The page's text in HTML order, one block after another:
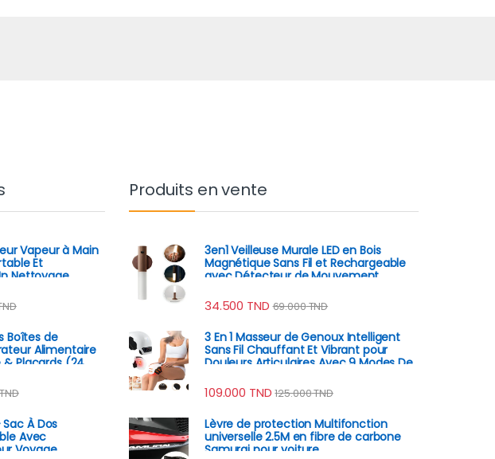
Vapeur à Main
Et
Nettoyage
Boîtes de
Alimentaire
& Placards (24
À Dos
Avec
Voyage
Produits en vente
3en1 Veilleuse Murale LED en Bois
Magnétique Sans Fil et Rechargeable
avec Détecteur de Mouvement
34.500 TND 69.000TND
3 En 1 Masseur de Genoux Intelligent
Sans Fil Chauffant Et Vibrant pour
Douleurs Articulaires Avec 9 Modes De
109.000 TND 125.000TND
Lèvre de protection Multifonction
universelle 2.5M en fibre de carbone
Samurai pour voiture